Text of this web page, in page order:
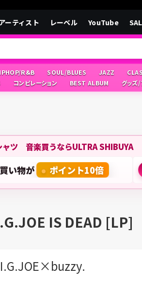
ーティスト レーベル YouTube
R&B SOUL/BLUES JAZZ
コンピレーション BEST ALBUM グッズ
ツ 音楽買うならULTRA SHIBUYA
い物が ポイント10倍
IS DEAD [LP]